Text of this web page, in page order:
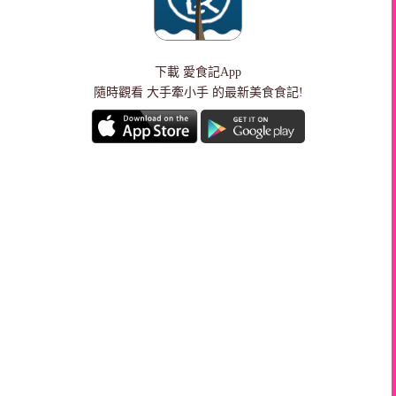
下載 愛食記App
隨時觀看 大手牽小手 的最新美食食記!